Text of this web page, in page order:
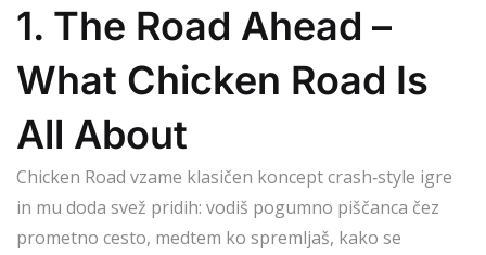
1. The Road Ahead –
What Chicken Road Is
All About
Chicken Road vzame klasičen koncept crash‑style igre
in mu doda svež pridih: vodiš pogumno piščanca čez
prometno cesto, medtem ko spremljaš, kako se